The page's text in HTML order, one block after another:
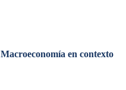
en contexto